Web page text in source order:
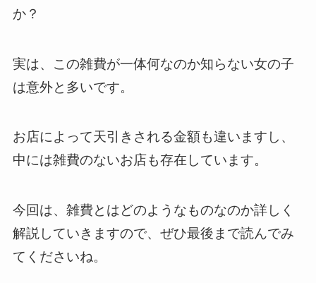
か？
実は、この雑費が一体何なのか知らない女の子
は意外と多いです。
お店によって天引きされる金額も違いますし、
中には雑費のないお店も存在しています。
今回は、雑費とはどのようなものなのか詳しく
解説していきますので、ぜひ最後まで読んでみ
てくださいね。